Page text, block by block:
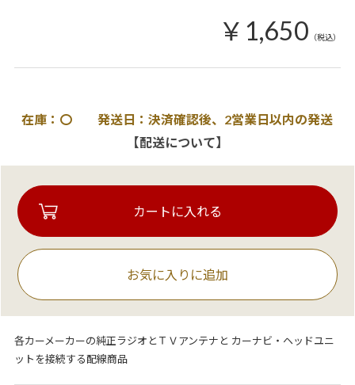
￥1,650 （税込）
在庫：〇 発送日：決済確認後、2営業日以内の発送
【配送について】
お気に入りに追加
各カーメーカーの純正ラジオとＴＶアンテナと カーナビ・ヘッドユニ
ットを接続する配線商品